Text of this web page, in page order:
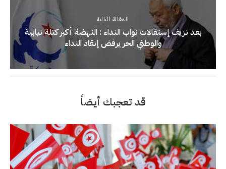
المقالة التالية
بعد نزيف إستقالات نواب النداء : النهضة أكبر كتلة نيابية
والوطني الحر يرفض إنقاذ النداء
قد تعجبك أيضاً